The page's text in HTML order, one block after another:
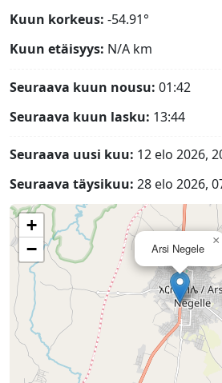
Kuun korkeus: -54.91°
Kuun etäisyys: N/A km
Seuraava kuun nousu: 01:42
Seuraava kuun lasku: 13:44
Seuraava uusi kuu: 12 elo 2026,
Seuraava täysikuu: 28 elo 2026,
Arsi Negele
×
+
−